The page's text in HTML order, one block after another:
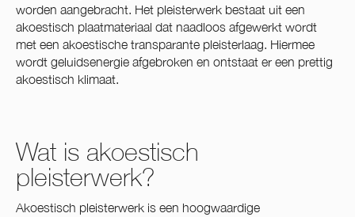
worden aangebracht. Het pleisterwerk bestaat uit een
akoestisch plaatmateriaal dat naadloos afgewerkt wordt
met een akoestische transparante pleisterlaag. Hiermee
wordt geluidsenergie afgebroken en ontstaat er een prettig
akoestisch klimaat.
Wat is akoestisch
pleisterwerk?
Akoestisch pleisterwerk is een hoogwaardige